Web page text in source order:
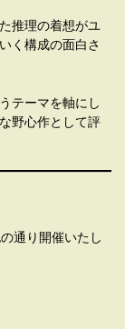
推理の着想がユ
く構成の面白さ
テーマを軸にし
野心作として評
通り開催いたし